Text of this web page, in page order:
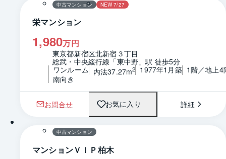
中古マンション NEW 7/27
栄マンション
1,980万円
東京都新宿区北新宿３丁目
総武・中央緩行線「東中野」駅 徒歩5分
ワンルーム 内法37.27m2 1977年1月築 1階／地上4
南向き
お問合せ お気に入り 詳細
1 / 0 間取り
中古マンション
マンションＶＩＰ柏木